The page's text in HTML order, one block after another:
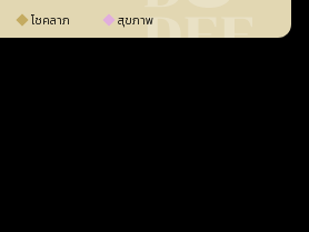
โชคลาภ สุขภาพ